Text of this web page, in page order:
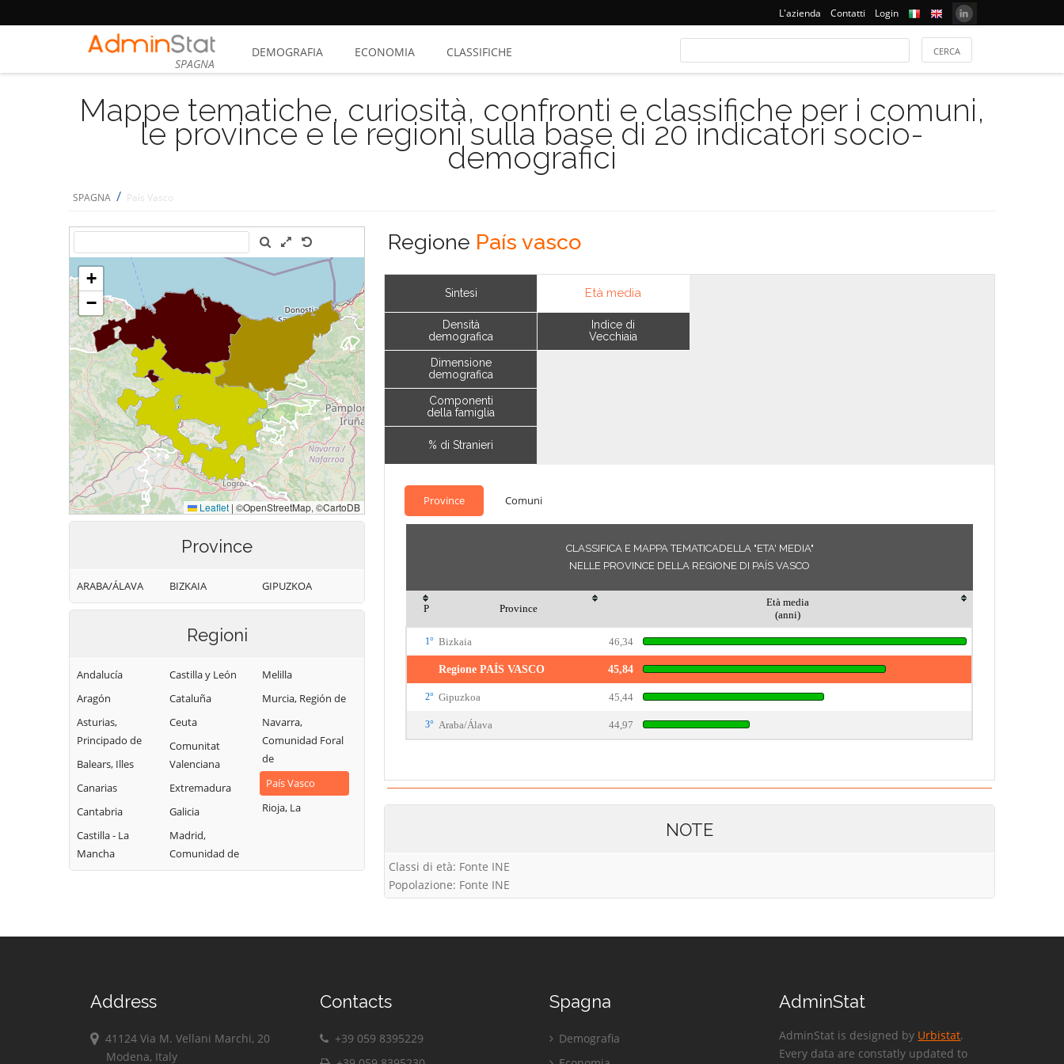
L'azienda Contatti Login
SPAGNA
DEMOGRAFIA ECONOMIA CLASSIFICHE
Mappe tematiche, curiosità, confronti e classifiche per i comuni,
le province e le regioni sulla base di 20 indicatori socio-
demografici
SPAGNA / País Vasco
Province
ARABA/ÁLAVA BIZKAIA GIPUZKOA
Regioni
Andalucía
Aragón
Asturias,
Principado de
Balears, Illes
Canarias
Cantabria
Castilla - La
Mancha
Castilla y León
Cataluña
Ceuta
Comunitat
Valenciana
Extremadura
Galicia
Madrid,
Comunidad de
Melilla
Murcia, Región de
Navarra,
Comunidad Foral
de
País Vasco
Rioja, La
Regione País vasco
Sintesi
Densità
demografica
Dimensione
demografica
Componenti
della famiglia
% di Stranieri
Età media
Indice di
Vecchiaia
Province Comuni
CLASSIFICA E MAPPA TEMATICADELLA "ETA' MEDIA"
NELLE PROVINCE DELLA REGIONE DI PAÍS VASCO
P Province
Età media
(anni)
1° Bizkaia 46,34
Regione PAÍS VASCO 45,84
2° Gipuzkoa 45,44
3° Araba/Álava 44,97
NOTE
Classi di età: Fonte INE
Popolazione: Fonte INE
Address
41124 Via M. Vellani Marchi, 20
Modena, Italy
Contacts
+39 059 8395229
Spagna
Demografia
AdminStat
AdminStat is designed by Urbistat.
Every data are constatly updated to